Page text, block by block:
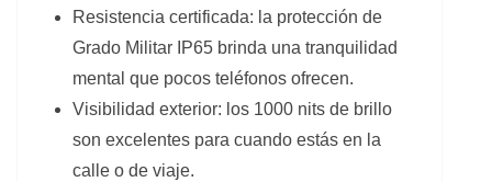
Resistencia certificada: la protección de
Grado Militar IP65 brinda una tranquilidad
mental que pocos teléfonos ofrecen.
Visibilidad exterior: los 1000 nits de brillo
son excelentes para cuando estás en la
calle o de viaje.